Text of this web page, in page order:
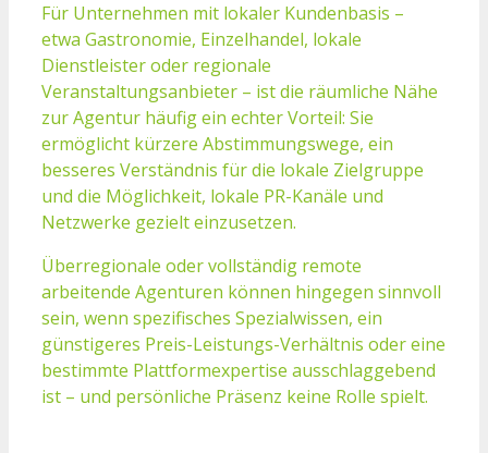
Für Unternehmen mit lokaler Kundenbasis –
etwa Gastronomie, Einzelhandel, lokale
Dienstleister oder regionale
Veranstaltungsanbieter – ist die räumliche Nähe
zur Agentur häufig ein echter Vorteil: Sie
ermöglicht kürzere Abstimmungswege, ein
besseres Verständnis für die lokale Zielgruppe
und die Möglichkeit, lokale PR-Kanäle und
Netzwerke gezielt einzusetzen.
Überregionale oder vollständig remote
arbeitende Agenturen können hingegen sinnvoll
sein, wenn spezifisches Spezialwissen, ein
günstigeres Preis-Leistungs-Verhältnis oder eine
bestimmte Plattformexpertise ausschlaggebend
ist – und persönliche Präsenz keine Rolle spielt.